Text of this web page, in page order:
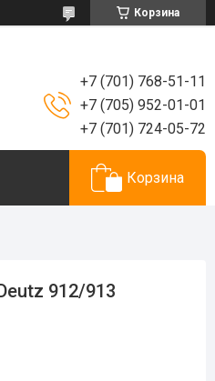
Корзина
+7 (701) 768-51-11
+7 (705) 952-01-01
+7 (701) 724-05-72
Корзина
912/913